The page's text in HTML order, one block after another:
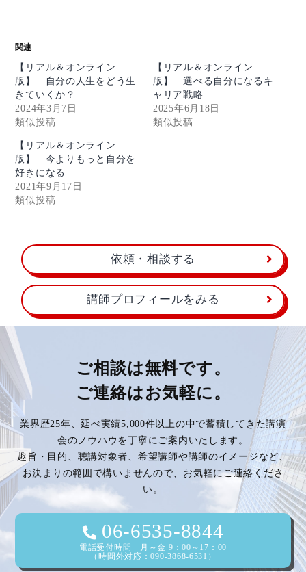
関連
【リアル＆オンライン
版】 自分の人生をどう生
きていくか？
2024年3月7日
類似投稿
【リアル＆オンライン
版】 選べる自分になるキ
ャリア戦略
2025年6月18日
類似投稿
【リアル＆オンライン
版】 今よりもっと自分を
好きになる
2021年9月17日
類似投稿
依頼・相談する
講師プロフィールをみる
ご相談は無料です。
ご連絡はお気軽に。
業界歴25年、延べ実績5,000件以上の中で蓄積してきた講演
会のノウハウを丁寧にご案内いたします。
趣旨・目的、聴講対象者、希望講師や講師のイメージなど、
お決まりの範囲で構いませんので、お気軽にご連絡くださ
い。
06-6535-8844
電話受付時間 月～金 9：00～17：00
（時間外対応：090-3868-6531）